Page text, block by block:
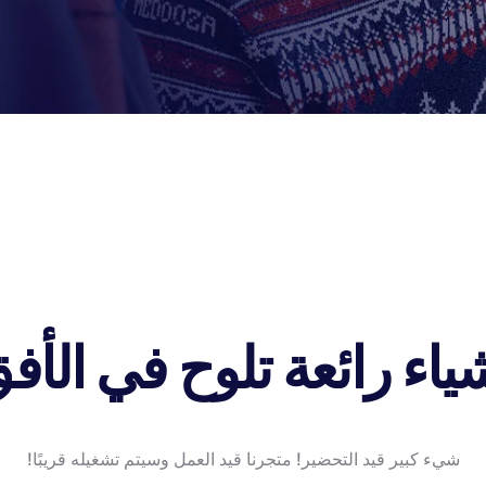
رائعة تلوح في
شيء كبير قيد التحضير! متجرنا قيد العمل وسيتم تشغيله قريبًا!